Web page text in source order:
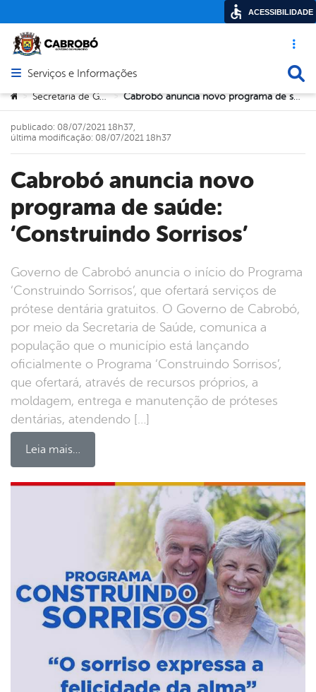
Acesso
Abrir menu principal de navegação
Serviços e Informações
Você está aqui:
> Secretaria de Governo > Cabrobó anuncia novo programa de saúde: ‘Construindo Sorrisos’
Cabrobó anuncia novo
programa de saúde:
‘Construindo Sorrisos’
Governo de Cabrobó anuncia o início do Programa
‘Construindo Sorrisos’, que ofertará serviços de
prótese dentária gratuitos. O Governo de Cabrobó,
por meio da Secretaria de Saúde, comunica a
população que o município está lançando
oficialmente o Programa ‘Construindo Sorrisos’,
que ofertará, através de recursos próprios, a
moldagem, entrega e manutenção de próteses
dentárias, atendendo […]
Leia mais…
publicado: 08/07/2021 18h37,
última modificação: 08/07/2021 18h37
ACESSIBILIDADE